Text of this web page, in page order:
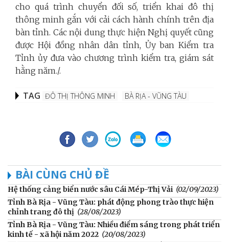
cho quá trình chuyển đối số, triển khai đô thị
thông minh gắn với cải cách hành chính trên địa
bàn tỉnh. Các nội dung thực hiện Nghị quyết cũng
được Hội đồng nhân dân tỉnh, Ủy ban Kiểm tra
Tỉnh ủy đưa vào chương trình kiểm tra, giám sát
hằng năm./.
TAG ĐÔ THỊ THÔNG MINH BÀ RỊA - VŨNG TÀU
BÀI CÙNG CHỦ ĐỀ
Hệ thống cảng biển nước sâu Cái Mép-Thị Vải (02/09/2023)
Tỉnh Bà Rịa - Vũng Tàu: phát động phong trào thực hiện
chỉnh trang đô thị (28/08/2023)
Tỉnh Bà Rịa - Vũng Tàu: Nhiều điểm sáng trong phát triển
kinh tế - xã hội năm 2022 (20/08/2023)